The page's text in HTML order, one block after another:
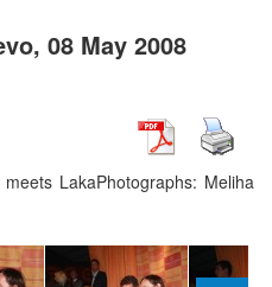
08 May 2008
LakaPhotographs: Meliha